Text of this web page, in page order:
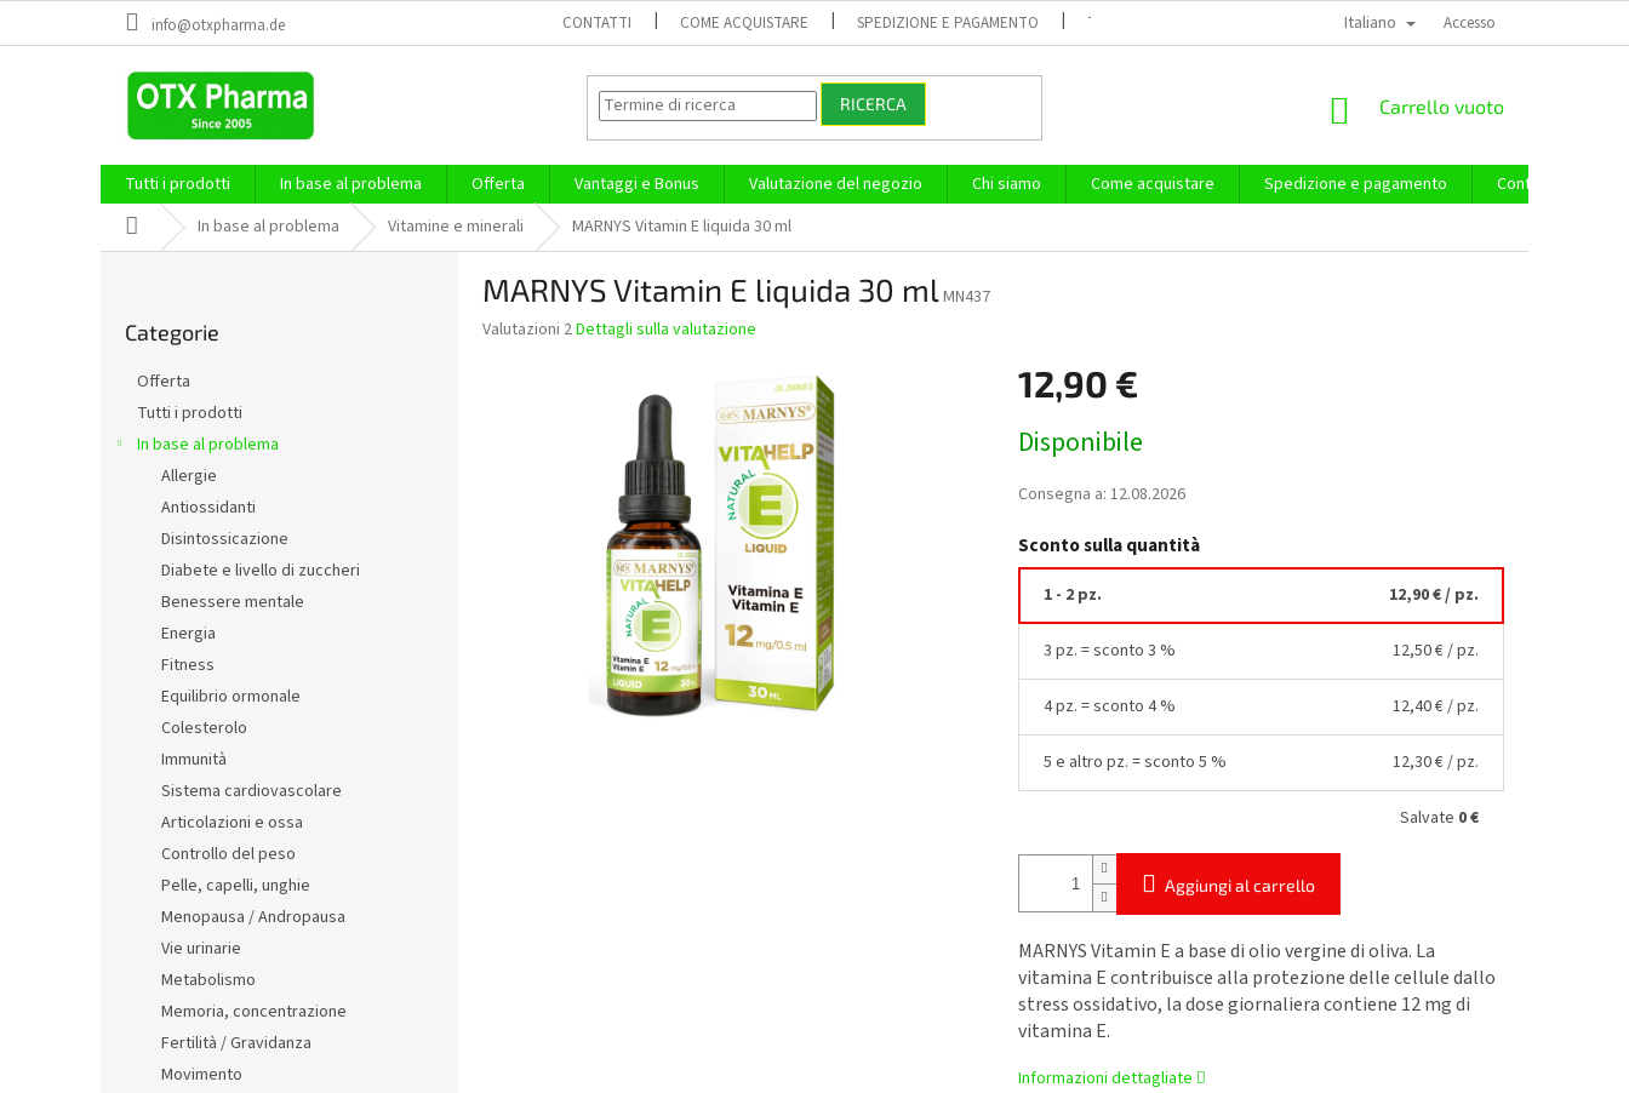
info@otxpharma.de CONTATTI COME ACQUISTARE SPEDIZIONE E PAGAMENTO TERMINI E CONDIZIONI GENERALI INFORMATIVA SULLA PRIVACY
Italiano Accesso
RICERCA
CARRELLO
SPESA
Carrello vuoto
Tutti i prodotti In base al problema Offerta Vantaggi e Bonus Valutazione del negozio Chi siamo Come acquistare Spedizione e pagamento Contatti
Casa In base al problema Vitamine e minerali MARNYS Vitamin E liquida 30 ml
le
Categorie
Offerta
Tutti i prodotti
In base al problema
Allergie
Antiossidanti
Disintossicazione
Diabete e livello di zuccheri
Benessere mentale
Energia
Fitness
Equilibrio ormonale
Colesterolo
Immunità
Sistema cardiovascolare
Articolazioni e ossa
Controllo del peso
Pelle, capelli, unghie
Menopausa / Andropausa
Vie urinarie
Metabolismo
Memoria, concentrazione
Fertilità / Gravidanza
Movimento
MARNYS Vitamin E liquida 30 mlMN437
La
Valutazioni 2Dettagli sulla valutazione
12,90 €
della
Disponibile
Consegna a: 12.08.2026
Sconto sulla quantità
1 - 2 pz. 12,90 €/ pz.
3 pz. = sconto 3 % 12,50 €/ pz.
4 pz. = sconto 4 % 12,40 €/ pz.
5 e altro pz. = sconto 5 % 12,30 €/ pz.
Salvate 0 €
Aggiungi al carrello
MARNYS Vitamin E a base di olio vergine di oliva. La
vitamina E contribuisce alla protezione delle cellule dallo
stress ossidativo, la dose giornaliera contiene 12 mg di
vitamina E.
Informazioni dettagliate